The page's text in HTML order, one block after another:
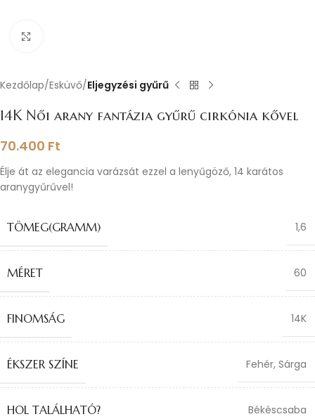
Kezdőlap Esküvő Eljegyzési gyűrű
14K Női arany fantázia gyűrű cirkónia kővel
70.400 Ft
Élje át az elegancia varázsát ezzel a lenyűgöző, 14 karátos
aranygyűrűvel!
TÖMEG(GRAMM) 1,6
MÉRET 60
FINOMSÁG 14K
ÉKSZER SZÍNE Fehér, Sárga
HOL TALÁLHATÓ? Békéscsaba